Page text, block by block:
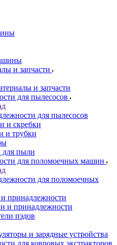
и запчасти
и запчасти
для пылесосов
для пылесосов
и скребки
и трубки
пыли
для поломоечных машин
для поломоечных
принадлежности
и принадлежности
пэдов
и зарядные устройства
для ковровых экстракторов